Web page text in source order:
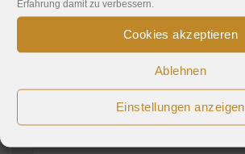
Erfahrung damit zu verbessern.
Cookies akzeptieren
Ablehnen
Einstellungen anzeigen